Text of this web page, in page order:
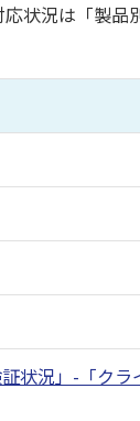
状況は「製品
状況」-「クラ